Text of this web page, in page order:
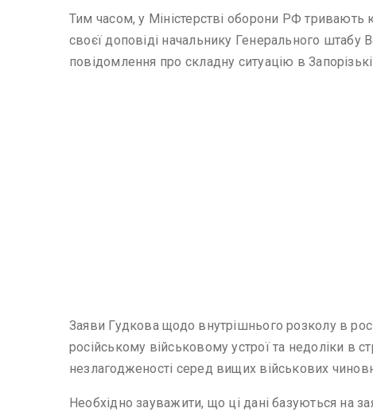
Тим часом, у Міністерстві оборони РФ тривають
своєї доповіді начальнику Генерального штабу
повідомлення про складну ситуацію в
Заяви Гудкова щодо внутрішнього розколу в
російському військовому устрої та недоліки в
незлагодженості серед вищих військових
Необхідно зауважити, що ці дані базуються на